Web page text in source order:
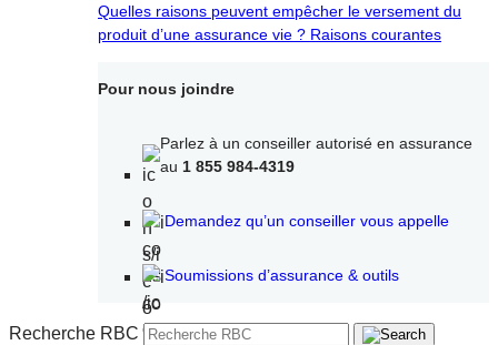
Quelles raisons peuvent empêcher le versement du
produit d’une assurance vie ? Raisons courantes
Pour nous joindre
Parlez à un conseiller autorisé en assurance
au 1 855 984-4319
Demandez qu’un conseiller vous appelle
Soumissions d’assurance & outils
Recherche RBC